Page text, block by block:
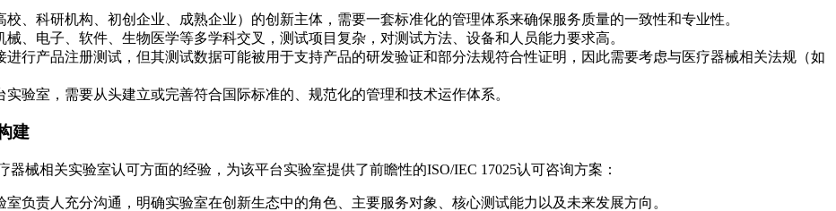
、科研机构、初创企业、成熟企业）的创新主体，需要一套标准化的管理体系来确保服务质量的一致性和专业性。
械、电子、软件、生物医学等多学科交叉，测试项目复杂，对测试方法、设备和人员能力要求高。
进行产品注册测试，但其测试数据可能被用于支持产品的研发验证和部分法规符合性证明，因此需要考虑与医疗器械相关法规（如
验室，需要从头建立或完善符合国际标准的、规范化的管理和技术运作体系。
建
械相关实验室认可方面的经验，为该平台实验室提供了前瞻性的ISO/IEC 17025认可咨询方案：
室负责人充分沟通，明确实验室在创新生态中的角色、主要服务对象、核心测试能力以及未来发展方向。